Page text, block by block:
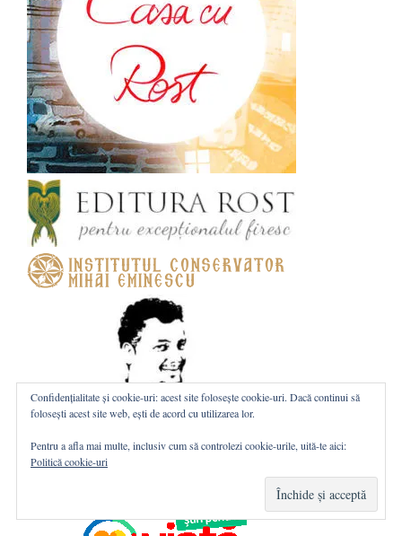
Confidențialitate și cookie-uri: acest site folosește cookie-uri. Dacă continui să
folosești acest site web, ești de acord cu utilizarea lor.
Pentru a afla mai multe, inclusiv cum să controlezi cookie-urile, uită-te aici:
Politică cookie-uri